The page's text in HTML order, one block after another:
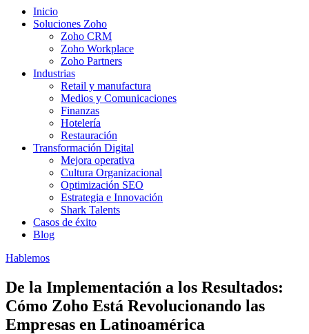
Inicio
Soluciones Zoho
Zoho CRM
Zoho Workplace
Zoho Partners
Industrias
Retail y manufactura
Medios y Comunicaciones
Finanzas
Hotelería
Restauración
Transformación Digital
Mejora operativa
Cultura Organizacional
Optimización SEO
Estrategia e Innovación
Shark Talents
Casos de éxito
Blog
Hablemos
De la Implementación a los Resultados:
Cómo Zoho Está Revolucionando las
Empresas en Latinoamérica